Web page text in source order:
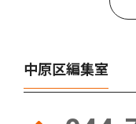
中原区編集室